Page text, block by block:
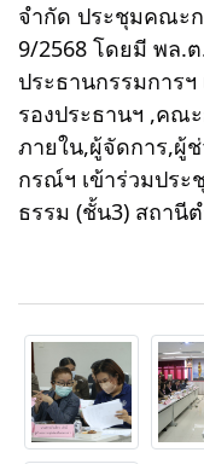
จำกัด ประชุมคณะ
9/2568 โดยมี พล.
ประธานกรรมการ
รองประธานฯ ,คณ
ภายใน,ผู้จัดการ,ผู้
กรณ์ฯ เข้าร่วมปร
ธรรม (ชั้น3) สถานี